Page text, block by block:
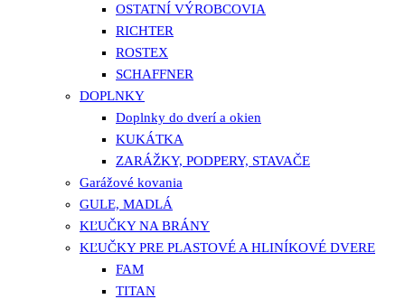
OSTATNÍ VÝROBCOVIA
RICHTER
ROSTEX
SCHAFFNER
DOPLNKY
Doplnky do dverí a okien
KUKÁTKA
ZARÁŽKY, PODPERY, STAVAČE
Garážové kovania
GULE, MADLÁ
KĽUČKY NA BRÁNY
KĽUČKY PRE PLASTOVÉ A HLINÍKOVÉ DVERE
FAM
TITAN